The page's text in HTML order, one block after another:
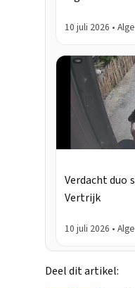
10 juli 2026 •
Verdacht duo
Vertrijk
10 juli 2026 •
Deel dit artikel: